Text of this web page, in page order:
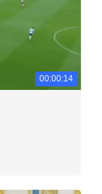
00:00:14